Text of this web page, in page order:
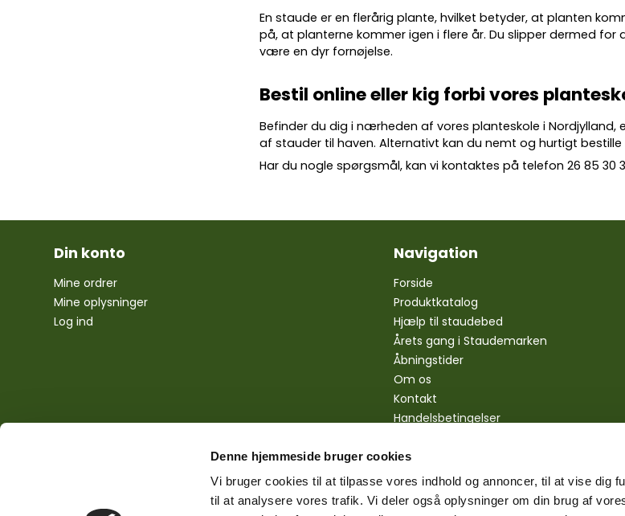
Denne hjemmeside bruger cookies
Vi bruger cookies til at tilpasse vores indhold og annoncer, til at vise dig
til at analysere vores trafik. Vi deler også oplysninger om din brug af
En staude er en flerårig plante, hvilket betyder, at planten
på, at planterne kommer igen i flere år. Du slipper dermed
være en dyr fornøjelse.
Bestil online eller kig forbi vores
Befinder du dig i nærheden af vores planteskole i
af stauder til haven. Alternativt kan du nemt og hurtigt
Har du nogle spørgsmål, kan vi kontaktes på telefon26 85 30
Din konto
Mine ordrer
Mine oplysninger
Log ind
Navigation
Forside
Produktkatalog
Hjælp til staudebed
Årets gang i Staudemarken
Åbningstider
Om os
Kontakt
Handelsbetingelser
Bestilling
Betaling
Levering